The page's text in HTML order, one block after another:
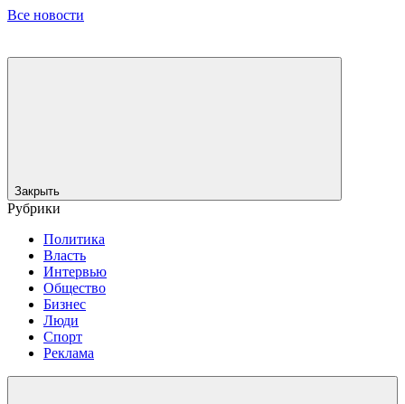
Все новости
Закрыть
Рубрики
Политика
Власть
Интервью
Общество
Бизнес
Люди
Спорт
Реклама